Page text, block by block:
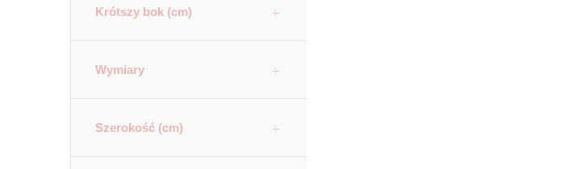
Krótszy bok (cm)
Wymiary
Szerokość (cm)